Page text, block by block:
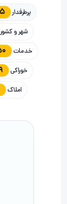
پرطرفدار
شهر و
خدمات
خوراکی
املاک